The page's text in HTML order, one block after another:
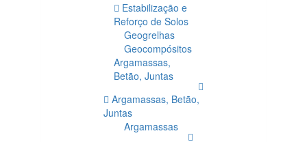
Estabilização e
Reforço de Solos
Geogrelhas
Geocompósitos
Argamassas,
Betão, Juntas
Argamassas, Betão,
Juntas
Argamassas